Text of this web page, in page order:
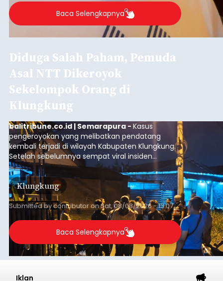
Baca Selengkapnya
Diduga Salah Paham, Pemuda
Asal NTT Dikeroyok
Sekelompok Orang di
Klungkung
balitribune.co.id | Semarapura -Kasus
pengeroyokan yang melibatkan pendatang
kembali terjadi di wilayah Kabupaten Klungkung.
Setelah sebelumnya sempat viral insiden
keributan di barat Pasar Galiran, peristiwa serupa
kini menimpa seorang pemuda asal Kabupaten
Sumba Barat Daya (SBD), Nusa Tenggara Timur
(NTT).
Klungkung
Submitted bycontributoronSat, 08/08/2026 - 13:07
Baca Selengkapnya
Iklan